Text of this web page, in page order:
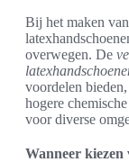
Bij het maken
overwegen. De
voordelen
hogere
voor diverse
Wanneer